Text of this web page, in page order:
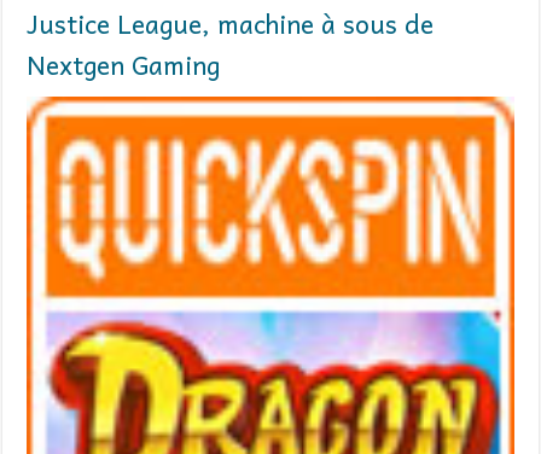
Justice League, machine à sous de
Nextgen Gaming